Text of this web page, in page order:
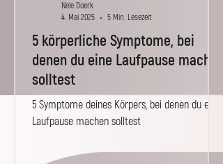
5 körperliche Symptome, bei
denen du eine Laufpause machen
solltest
5 Symptome deines Körpers, bei denen du eine
Laufpause machen solltest
Nele Doerk
4. Mai 2025
5 Min. Lesezeit